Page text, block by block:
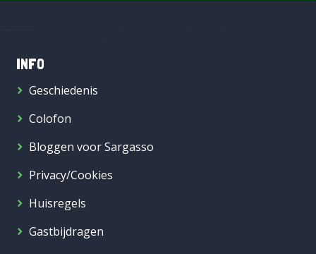
INFO
Geschiedenis
Colofon
Bloggen voor Sargasso
Privacy/Cookies
Huisregels
Gastbijdragen